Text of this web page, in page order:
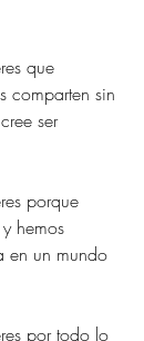
que
comparten sin
ser
porque
hemos
en un mundo
por todo lo